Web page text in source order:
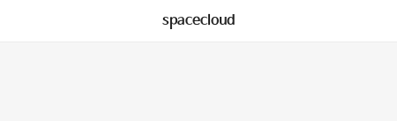
spacecloud